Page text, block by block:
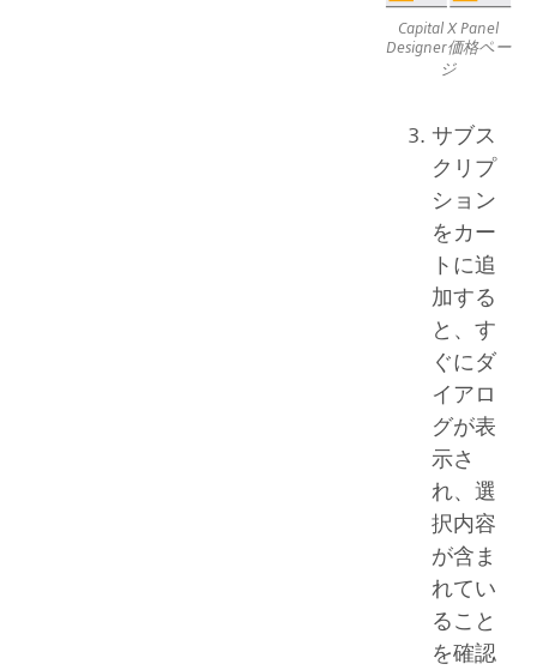
Capital X Panel
Designer価格ペー
ジ
サブス
クリプ
ション
をカー
トに追
加する
と、す
ぐにダ
イアロ
グが表
示さ
れ、選
択内容
が含ま
れてい
ること
を確認